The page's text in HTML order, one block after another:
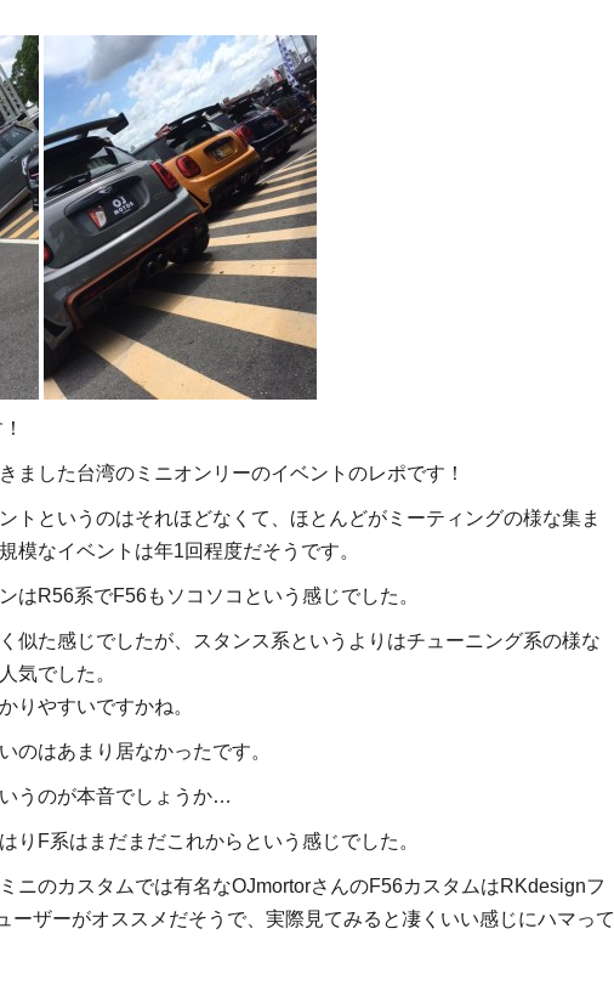
ました台湾のミニオンリーのイベントのレポです！
トというのはそれほどなくて、ほとんどがミーティングの様な集ま
模なイベントは年1回程度だそうです。
はR56系でF56もソコソコという感じでした。
似た感じでしたが、スタンス系というよりはチューニング系の様な
気でした。
りやすいですかね。
のはあまり居なかったです。
うのが本音でしょうか…
りF系はまだまだこれからという感じでした。
ニのカスタムでは有名なOJmortorさんのF56カスタムはRKdesignフ
ーザーがオススメだそうで、実際見てみると凄くいい感じにハマって